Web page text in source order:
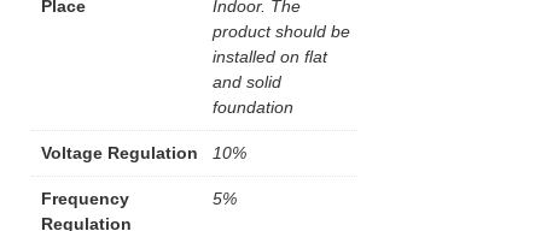
Place
Indoor. The
product should be
installed on flat
and solid
foundation
Voltage Regulation 10%
Frequency
Regulation
5%